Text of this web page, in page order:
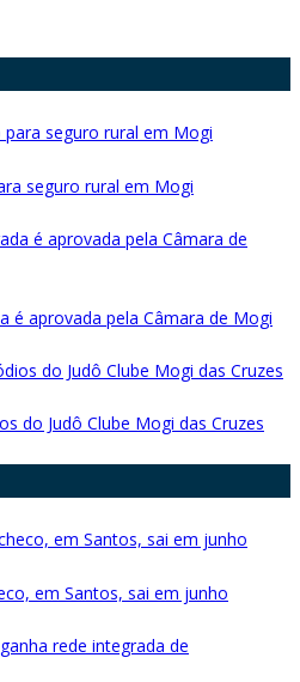
seguro rural em Mogi
é aprovada pela Câmara de Mogi
do Judô Clube Mogi das Cruzes
em Santos, sai em junho